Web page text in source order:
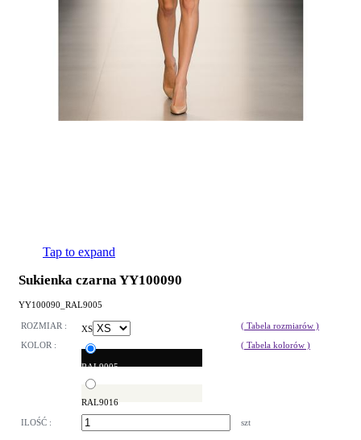
Tap to expand
Sukienka czarna YY100090
YY100090_RAL9005
ROZMIAR : XS
( Tabela rozmiarów )
KOLOR :
RAL9005
RAL9016
( Tabela kolorów )
ILOŚĆ : szt